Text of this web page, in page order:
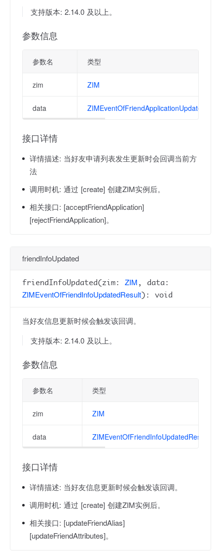
支持版本: 2.14.0 及以上。
参数信息
参数名 类型
zim ZIM
data
接口详情
详情描述: 当好友申请列表发生更新时会回调当前方
法
调用时机: 通过 [create] 创建ZIM实例后。
相关接口: [acceptFriendApplication]
[rejectFriendApplication]。
friendInfoUpdated
friendInfoUpdated(zim: ZIM , data:
ZIMEventOfFriendInfoUpdatedResult): void
当好友信息更新时候会触发该回调。
支持版本: 2.14.0 及以上。
参数信息
参数名 类型
zim ZIM
data ZIMEventOfFriendInfoUpdatedResult
接口详情
详情描述: 当好友信息更新时候会触发该回调。
调用时机: 通过 [create] 创建ZIM实例后。
相关接口: [updateFriendAlias]
[updateFriendAttributes]。